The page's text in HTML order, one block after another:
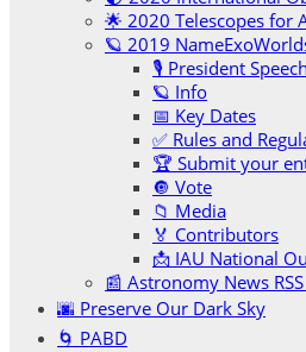
🌟 2020 Telescopes for
🪐 2019
🎙 President Speech
🪐 Info
📅 Key Dates
✅ Rules and
🏆 Submit your
🔘 Vote
📁 Media
🏅 Contributors
📩 IAU National
📰 Astronomy News
🌆 Preserve Our Dark Sky
🌀 PABD